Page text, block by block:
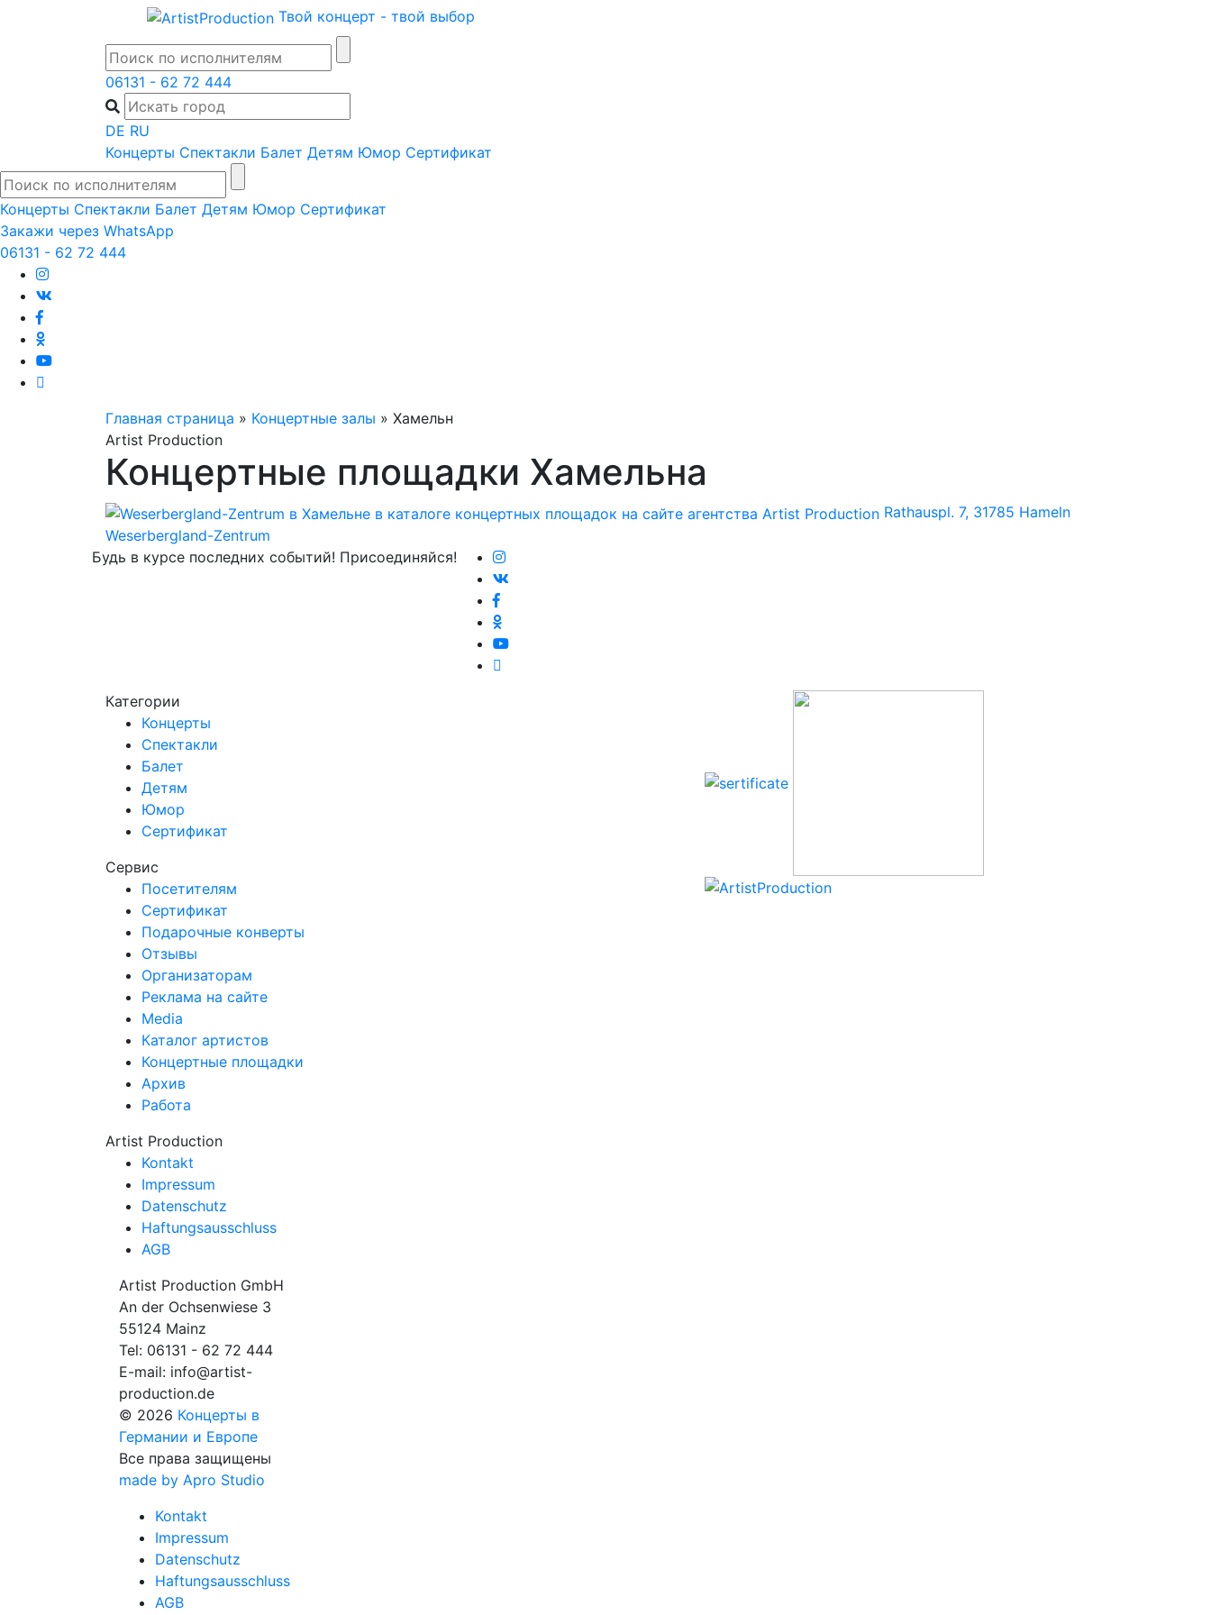
Твой концерт - твой выбор
06131 - 62 72 444
DE RU
Концерты Спектакли Балет Детям Юмор Сертификат
Концерты Спектакли Балет Детям Юмор Сертификат
Закажи через WhatsApp
06131 - 62 72 444
Главная страница » Концертные залы » Хамельн
Artist Production
Концертные площадки Хамельна
Rathauspl. 7, 31785 Hameln
Weserbergland-Zentrum
Будь в курсе последних событий! Присоединяйся!
Категории
Концерты
Спектакли
Балет
Детям
Юмор
Сертификат
Сервис
Посетителям
Сертификат
Подарочные конверты
Отзывы
Организаторам
Реклама на сайте
Media
Каталог артистов
Концертные площадки
Архив
Работа
Artist Production
Kontakt
Impressum
Datenschutz
Haftungsausschluss
AGB
Artist Production GmbH
An der Ochsenwiese 3
55124 Mainz
Tel: 06131 - 62 72 444
E-mail: info@artist-
production.de
© 2026 Концерты в
Германии и Европе
Все права защищены
made by Apro Studio
Kontakt
Impressum
Datenschutz
Haftungsausschluss
AGB